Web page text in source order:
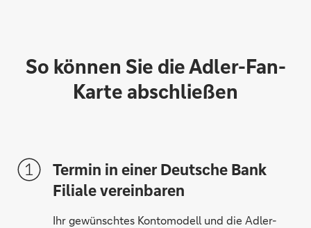
So können Sie die Adler-Fan-
Karte abschließen
Termin in einer Deutsche Bank
Filiale vereinbaren
Ihr gewünschtes Kontomodell und die Adler-